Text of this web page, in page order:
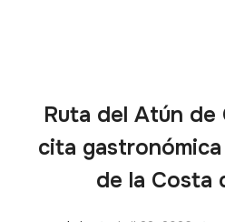
Ruta del Atún de
cita
de la Costa